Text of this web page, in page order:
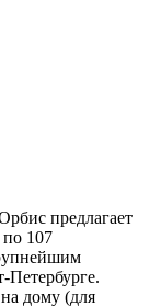
предлагает
107
дому (для